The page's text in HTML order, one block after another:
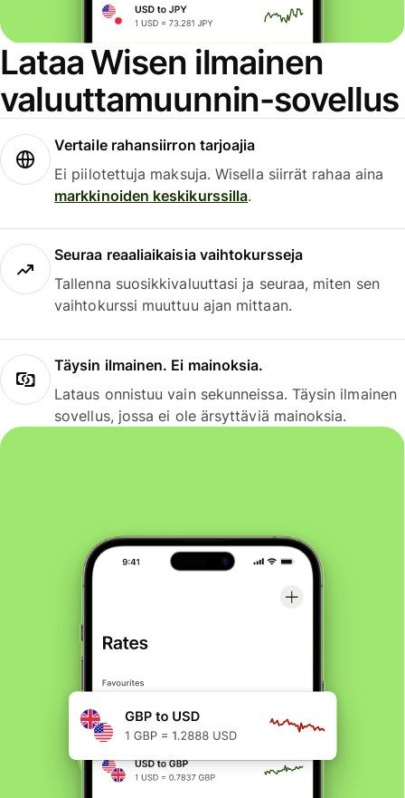
Lataa Wisen ilmainen
valuuttamuunnin-sovellus
Vertaile rahansiirron tarjoajia
Ei piilotettuja maksuja. Wisella siirrät rahaa aina
markkinoiden keskikurssilla.
Seuraa reaaliaikaisia vaihtokursseja
Tallenna suosikkivaluuttasi ja seuraa, miten sen
vaihtokurssi muuttuu ajan mittaan.
Täysin ilmainen. Ei mainoksia.
Lataus onnistuu vain sekunneissa. Täysin ilmainen
sovellus, jossa ei ole ärsyttäviä mainoksia.